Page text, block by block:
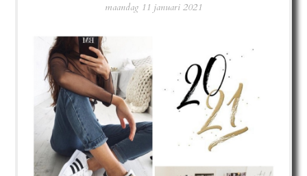
maandag 11 januari 2021